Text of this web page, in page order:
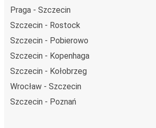
Praga - Szczecin
Szczecin - Rostock
Szczecin - Pobierowo
Szczecin - Kopenhaga
Szczecin - Kołobrzeg
Wrocław - Szczecin
Szczecin - Poznań